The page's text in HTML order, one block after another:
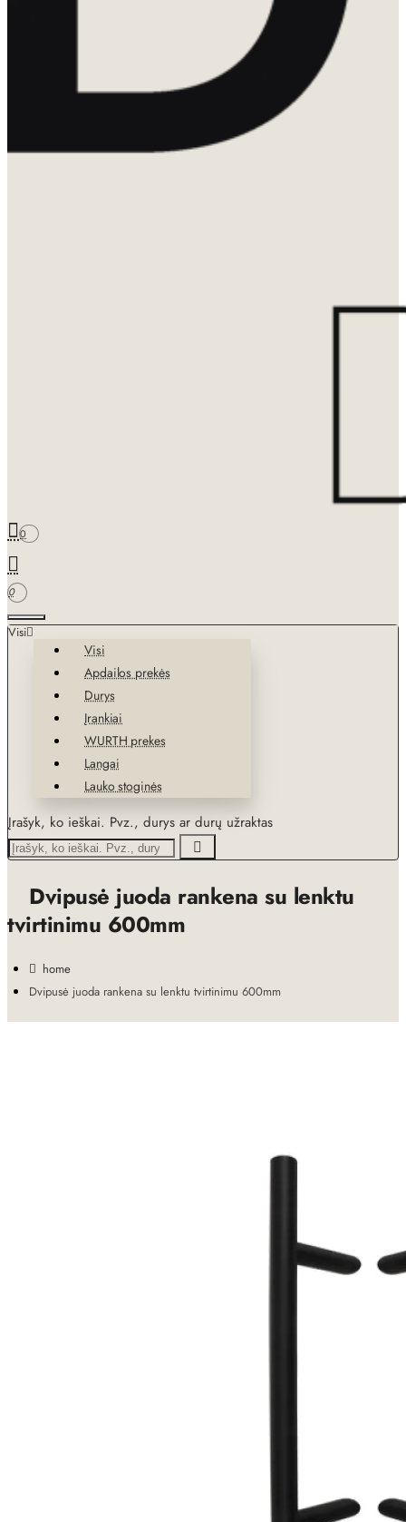
0
0
Visi
Visi
Apdailos prekės
Durys
Įrankiai
WURTH prekes
Langai
Lauko stoginės
Įrašyk, ko ieškai. Pvz., durys ar durų užraktas
Dvipusė juoda rankena su lenktu
tvirtinimu 600mm
home
Dvipusė juoda rankena su lenktu tvirtinimu 600mm